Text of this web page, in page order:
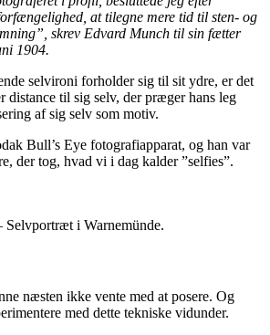
at tilegne mere tid til sten- og
skrev Edvard Munch til sin fætter
1904.
selvironi forholder sig til sit ydre, er det
distance til sig selv, der præger hans leg
af sig selv som motiv.
Bull’s Eye fotografiapparat, og han var
der tog, hvad vi i dag kalder ”selfies”.
Selvportræt i Warnemünde.
næsten ikke vente med at posere. Og
med dette tekniske vidunder.